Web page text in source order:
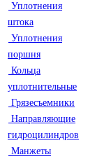
Уплотнения
штока
Уплотнения
поршня
Кольца
уплотнительные
Грязесъемники
Направляющие
гидроцилиндров
Манжеты